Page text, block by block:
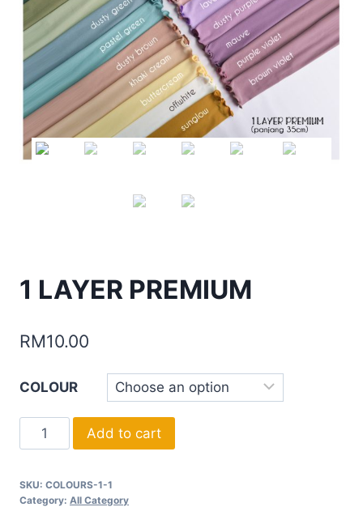
1 LAYER PREMIUM
RM10.00
COLOUR
LAYER
quantity
Add to cart
SKU: COLOURS-1-1
Category: All Category